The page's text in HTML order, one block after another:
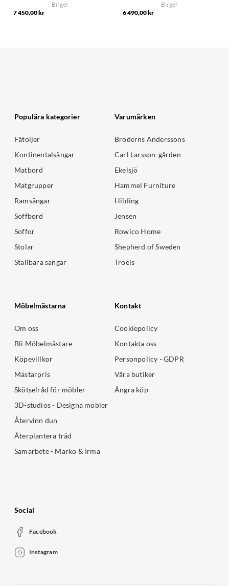
Birger
7 450,00 kr
Birger
6 490,00 kr
Populära kategorier
Fåtöljer
Kontinentalsängar
Matbord
Matgrupper
Ramsängar
Soffbord
Soffor
Stolar
Ställbara sängar
Varumärken
Bröderns Anderssons
Carl Larsson-gården
Ekelsjö
Hammel Furniture
Hilding
Jensen
Rowico Home
Shepherd of Sweden
Troels
Möbelmästarna
Om oss
Bli Möbelmästare
Köpevillkor
Mästarpris
Skötselråd för möbler
3D-studios - Designa möbler
Återvinn dun
Återplantera träd
Samarbete - Marko & Irma
Kontakt
Cookiepolicy
Kontakta oss
Personpolicy - GDPR
Våra butiker
Ångra köp
Social
Facebook
Instagram